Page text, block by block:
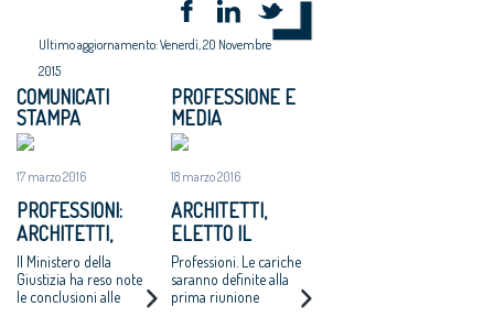
Ultimo aggiornamento: Venerdì, 20 Novembre
2015
COMUNICATI
STAMPA
17 marzo 2016
PROFESSIONI:
ARCHITETTI,
ELETTO IL NUOVO
CONSIGLIO
NAZIONALE
Il Ministero della
Giustizia ha reso note
le conclusioni alle
PROFESSIONE E
MEDIA
18 marzo 2016
ARCHITETTI,
ELETTO IL
CONSIGLIO
Professioni. Le cariche
saranno definite alla
prima riunione